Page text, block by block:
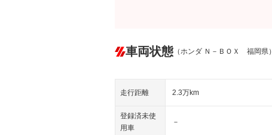
車両状態 （ホンダ Ｎ－ＢＯＸ 福岡県）
走行距離 2.3万km
登録済未使
用車
－